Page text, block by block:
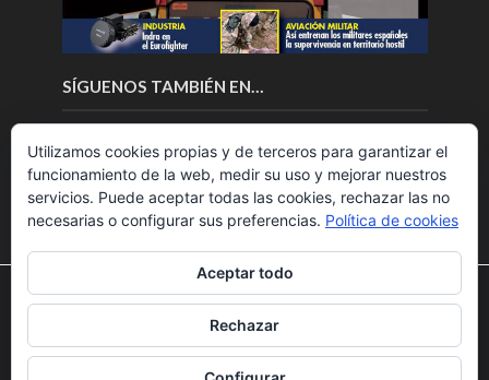
SÍGUENOS TAMBIÉN EN…
Copyright © 2018.Fly News.Noticias aerospacial
UAS aviación comercial
Utilizamos cookies para ofrecerte la mejor experiencia en
nuestra web.
Puedes aprender más sobre qué cookies utilizamos o
desactivarlas en losajustes.
Utilizamos cookies propias y de terceros para garantizar el
funcionamiento de la web, medir su uso y mejorar nuestros
servicios. Puede aceptar todas las cookies, rechazar las no
necesarias o configurar sus preferencias. Política de cookies
Aceptar todo
Rechazar